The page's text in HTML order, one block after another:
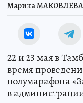
Марина МАКОВЛЕВА
22 и 23 мая в
время
полумарафона
в